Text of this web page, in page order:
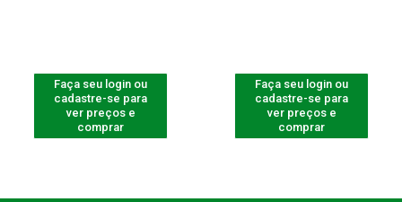
Faça seu login ou
cadastre-se para
ver preços e
comprar
Faça seu login ou
cadastre-se para
ver preços e
comprar